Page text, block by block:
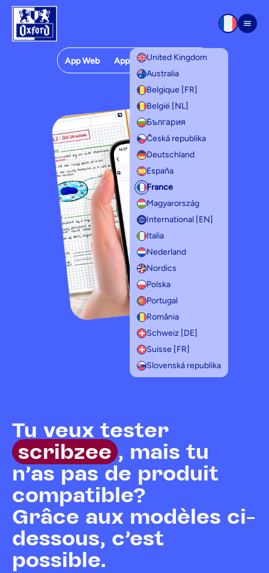
Aller au contenu
United Kingdom
Australia
Belgique [FR]
België [NL]
България
Česká republika
Deutschland
España
France
Magyarország
International [EN]
Italia
Nederland
Nordics
Polska
Portugal
România
Schweiz [DE]
Suisse [FR]
Slovenská republika
App Web App Mobile Modèles
Tu veux tester
scribzee , mais tu
n'as pas de produit
compatible?
Grâce aux modèles ci-
dessous, c'est
possible.